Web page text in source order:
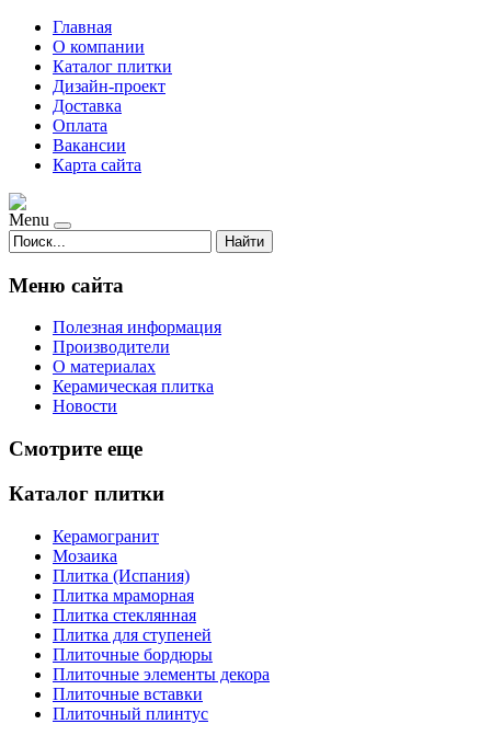
Главная
О компании
Каталог плитки
Дизайн-проект
Доставка
Оплата
Вакансии
Карта сайта
Menu
Найти
Меню сайта
Полезная информация
Производители
О материалах
Керамическая плитка
Новости
Смотрите еще
Каталог плитки
Керамогранит
Мозаика
Плитка (Испания)
Плитка мраморная
Плитка стеклянная
Плитка для ступеней
Плиточные бордюры
Плиточные элементы декора
Плиточные вставки
Плиточный плинтус